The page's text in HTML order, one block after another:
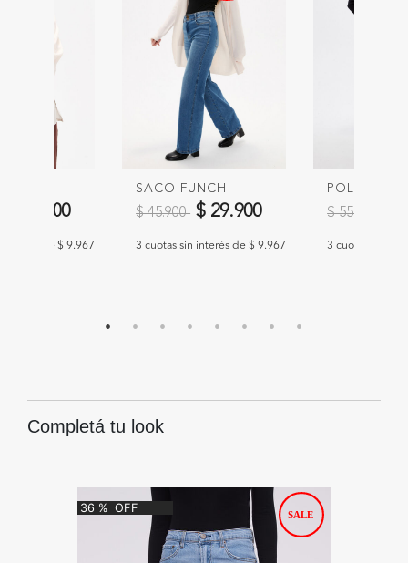
de
$ 29.900
interés de $ 9.967
SACO FUNCH
Precio reducido de
$ 45.900 a$ 29.900
3 cuotas sin interés de $ 9.967
POLERA
Precio
$ 55.900
3 cuotas sin
Completá tu look
36 % OFF